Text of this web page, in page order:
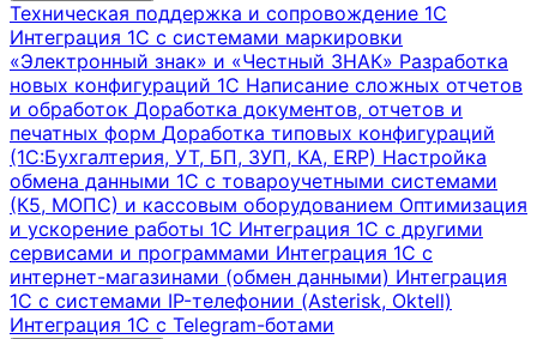
Техническая поддержка и сопровождение 1С
Интеграция 1С с системами маркировки
«Электронный знак» и «Честный ЗНАК» Разработка
новых конфигураций 1С Написание сложных отчетов
и обработок Доработка документов, отчетов и
печатных форм Доработка типовых конфигураций
(1С:Бухгалтерия, УТ, БП, ЗУП, КА, ERP) Настройка
обмена данными 1С с товароучетными системами
(К5, МОПС) и кассовым оборудованием Оптимизация
и ускорение работы 1С Интеграция 1С с другими
сервисами и программами Интеграция 1С с
интернет-магазинами (обмен данными) Интеграция
1С с системами IP-телефонии (Asterisk, Oktell)
Интеграция 1С с Telegram-ботами